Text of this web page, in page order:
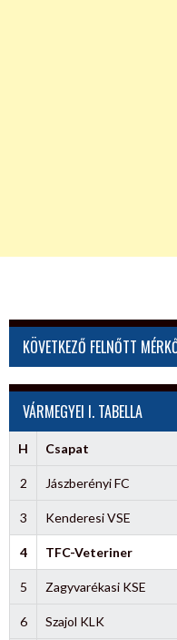
KÖVETKEZŐ FELNŐTT
VÁRMEGYEI I. TABELLA
H Csapat
2 Jászberényi FC
3 Kenderesi VSE
4 TFC-Veteriner
5 Zagyvarékasi KSE
6 Szajol KLK